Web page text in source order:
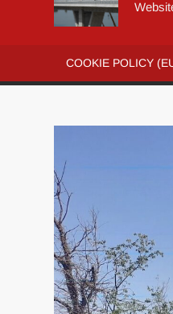
COOKIE POLICY